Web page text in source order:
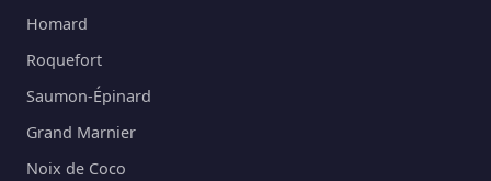
Homard
Roquefort
Saumon-Épinard
Grand Marnier
Noix de Coco